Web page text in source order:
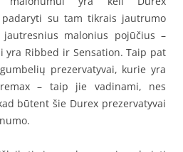
su tam tikrais jautrumo
malonius pojūčius –
yra Ribbed ir Sensation. Taip pat
prezervatyvai, kurie yra
– taip jie vadinami, nes
būtent šie Durex prezervatyvai